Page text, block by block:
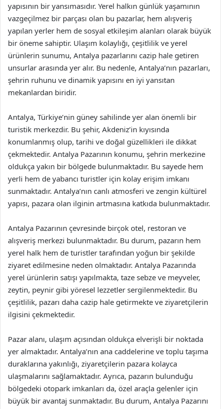
yapısının bir yansımasıdır. Yerel halkın günlük yaşamının
vazgeçilmez bir parçası olan bu pazarlar, hem alışveriş
yapılan yerler hem de sosyal etkileşim alanları olarak büyük
bir öneme sahiptir. Ulaşım kolaylığı, çeşitlilik ve yerel
ürünlerin sunumu, Antalya pazarlarını cazip hale getiren
unsurlar arasında yer alır. Bu nedenle, Antalya’nın pazarları,
şehrin ruhunu ve dinamik yapısını en iyi yansıtan
mekanlardan biridir.
Antalya, Türkiye’nin güney sahilinde yer alan önemli bir
turistik merkezdir. Bu şehir, Akdeniz’in kıyısında
konumlanmış olup, tarihi ve doğal güzellikleri ile dikkat
çekmektedir. Antalya Pazarının konumu, şehrin merkezine
oldukça yakın bir bölgede bulunmaktadır. Bu sayede hem
yerli hem de yabancı turistler için kolay erişim imkanı
sunmaktadır. Antalya’nın canlı atmosferi ve zengin kültürel
yapısı, pazara olan ilginin artmasına katkıda bulunmaktadır.
Antalya Pazarının çevresinde birçok otel, restoran ve
alışveriş merkezi bulunmaktadır. Bu durum, pazarın hem
yerel halk hem de turistler tarafından yoğun bir şekilde
ziyaret edilmesine neden olmaktadır. Antalya Pazarında
yerel ürünlerin satışı yapılmakta, taze sebze ve meyveler,
zeytin, peynir gibi yöresel lezzetler sergilenmektedir. Bu
çeşitlilik, pazarı daha cazip hale getirmekte ve ziyaretçilerin
ilgisini çekmektedir.
Pazar alanı, ulaşım açısından oldukça elverişli bir noktada
yer almaktadır. Antalya’nın ana caddelerine ve toplu taşıma
duraklarına yakınlığı, ziyaretçilerin pazara kolayca
ulaşmalarını sağlamaktadır. Ayrıca, pazarın bulunduğu
bölgedeki otopark imkanları da, özel araçla gelenler için
büyük bir avantaj sunmaktadır. Bu durum, Antalya Pazarını